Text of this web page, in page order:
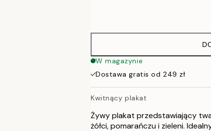
W magazynie
Dostawa gratis od 249 zł
Kwitnący plakat
Żywy plakat przedstawiający
żółci, pomarańczu i zieleni.